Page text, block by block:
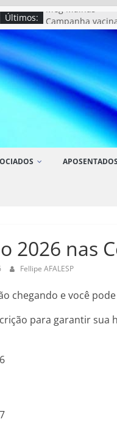
Últimos:
Meg Malhas
Campanha
Pipoca Gourmet
Lilian Ramelk
Relicário Art
APOSENTADOS
2026 nas
Fellipe AFALESP
chegando e você
para garantir sua